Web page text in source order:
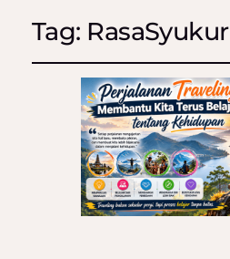
Tag: RasaSyukur